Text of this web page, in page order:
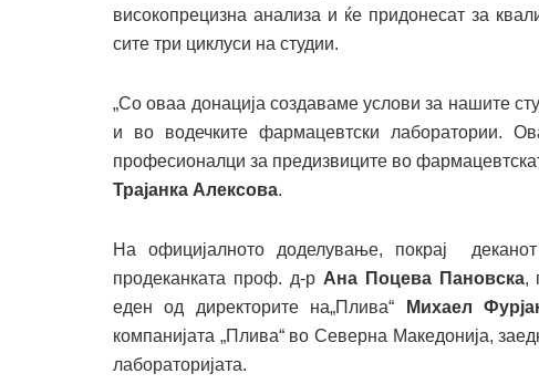
високопрецизна анализа и ќе придонесат за
сите три циклуси на студии.
„Со оваа донација создаваме услови за нашите
и во водечките фармацевтски лаборатории.
професионалци за предизвиците во
Трајанка Алексова.
На официјалното доделување, покрај
продеканката проф. д-р Ана Поцева Пановска,
еден од директорите на„Плива“
Михаел
компанијата „Плива“ во Северна Македонија,
лабораторијата.